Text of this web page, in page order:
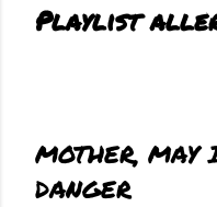
Playlist
MOTHER,
DANGER